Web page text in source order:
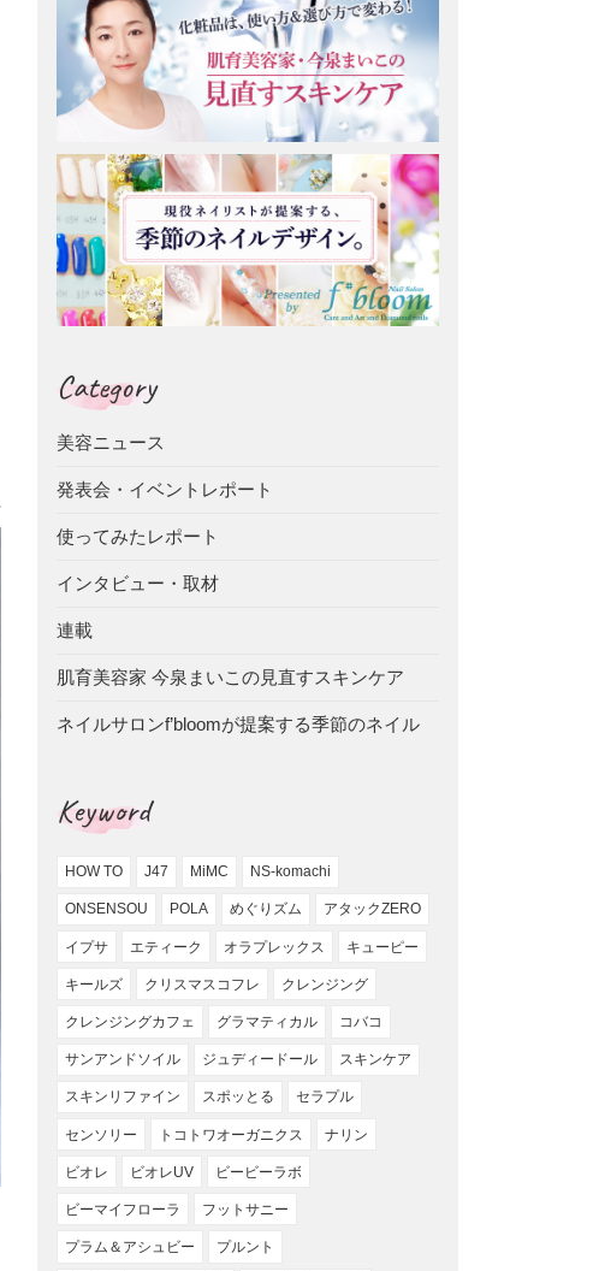
Category
美容ニュース
発表会・イベントレポート
使ってみたレポート
インタビュー・取材
連載
肌育美容家 今泉まいこの見直すスキンケア
ネイルサロンf’bloomが提案する季節のネイル
Keyword
HOW TO J47 MiMC NS-komachi
ONSENSOU POLA めぐりズム アタックZERO
イプサ エティーク オラプレックス キューピー
キールズ クリスマスコフレ クレンジング
クレンジングカフェ グラマティカル コバコ
サンアンドソイル ジュディードール スキンケア
スキンリファイン スポッとる セラプル
センソリー トコトワオーガニクス ナリン
ビオレ ビオレUV ビービーラボ
ビーマイフローラ フットサニー
プラム＆アシュビー プルント